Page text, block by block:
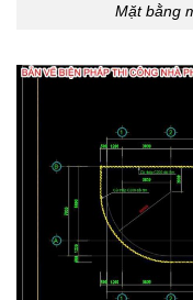
Mặt bằng